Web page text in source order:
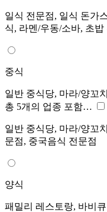
일식 전문점, 일식 돈가
식, 라멘/우동/소바, 초
중식
일반 중식당, 마라/양꼬
총 5개의 업종 포함…
일반 중식당, 마라/양꼬
문점, 중국음식 전문점
양식
패밀리 레스토랑, 바비